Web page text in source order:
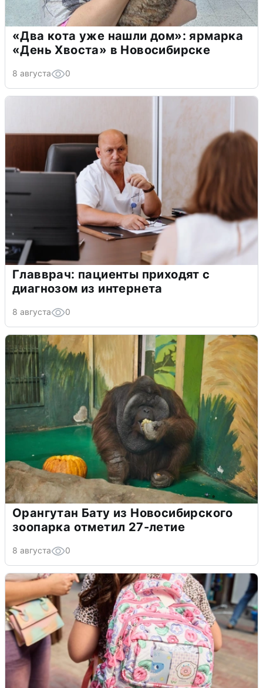
«Два кота уже нашли дом»: ярмарка
«День Хвоста» в Новосибирске
8 августа 0
Главврач: пациенты приходят с
диагнозом из интернета
8 августа 0
Орангутан Бату из Новосибирского
зоопарка отметил 27-летие
8 августа 0